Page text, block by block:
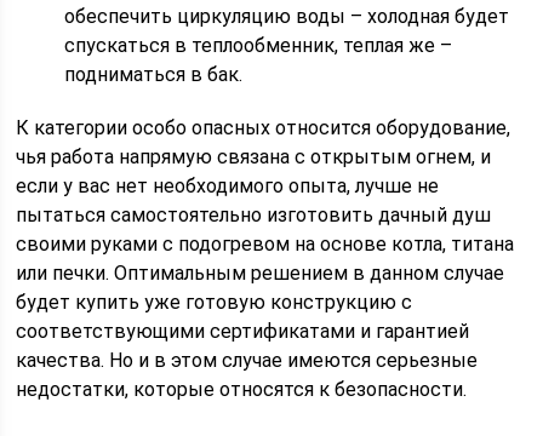
обеспечить циркуляцию воды – холодная будет
спускаться в теплообменник, теплая же –
подниматься в бак.
К категории особо опасных относится оборудование,
чья работа напрямую связана с открытым огнем, и
если у вас нет необходимого опыта, лучше не
пытаться самостоятельно изготовить дачный душ
своими руками с подогревом на основе котла, титана
или печки. Оптимальным решением в данном случае
будет купить уже готовую конструкцию с
соответствующими сертификатами и гарантией
качества. Но и в этом случае имеются серьезные
недостатки, которые относятся к безопасности.